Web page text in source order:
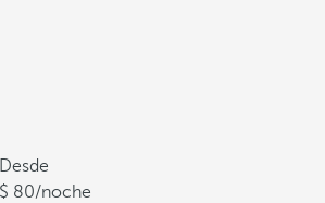
Desde
80/noche